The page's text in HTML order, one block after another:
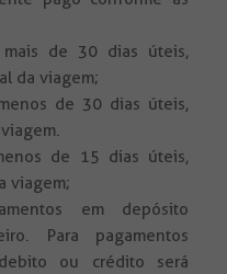
mais de 30 dias úteis,
da viagem;
de 30 dias úteis,
de 15 dias úteis,
viagem;
em depósito
Para pagamentos
ou crédito será